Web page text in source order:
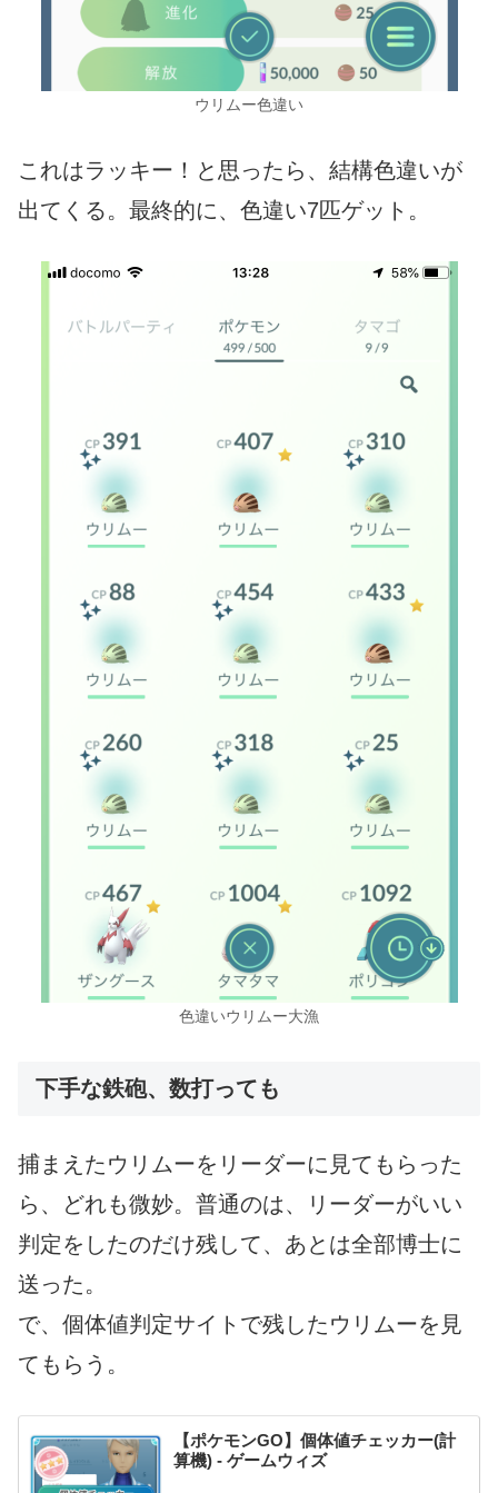
ウリムー色違い
これはラッキー！と思ったら、結構色違いが
出てくる。最終的に、色違い7匹ゲット。
色違いウリムー大漁
下手な鉄砲、数打っても
捕まえたウリムーをリーダーに見てもらった
ら、どれも微妙。普通のは、リーダーがいい
判定をしたのだけ残して、あとは全部博士に
送った。
で、個体値判定サイトで残したウリムーを見
てもらう。
【ポケモンGO】個体値チェッカー(計
算機) - ゲームウィズ